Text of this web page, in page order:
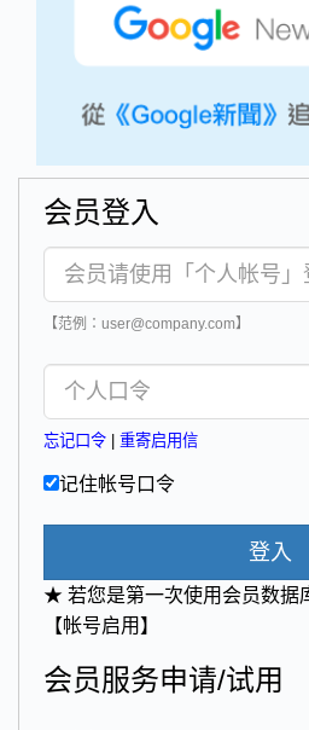
会员登入
【范例：user@company.com】
忘记口令 重寄启用信
记住帐号口令
登入
★ 若您是第一次使用会员数据
【帐号启用】
会员服务申请/试用